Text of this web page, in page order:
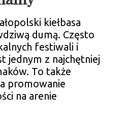
kiełbasa
dumą. Często
festiwali i
jednym z najchętniej
To także
promowanie
na arenie